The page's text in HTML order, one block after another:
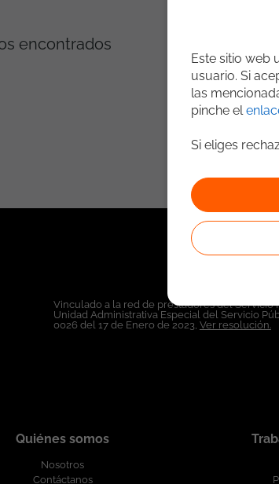
encontrados
Vinculado a la red de prestadores del Servicio
Unidad Administrativa Especial del Servicio
0026 del 17 de Enero de 2023, Ver resolución.
Quiénes somos
Nosotros
Contáctanos
Este sitio web
usuario. Si
las
pinche el
Si eliges